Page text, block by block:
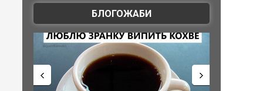
БЛОГОЖАБИ